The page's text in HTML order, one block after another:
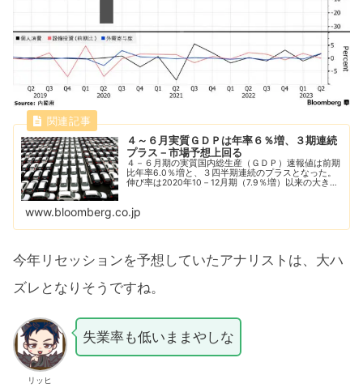
４～６月実質ＧＤＰは年率６％増、３期連続
プラス－市場予想上回る
４－６月期の実質国内総生産（ＧＤＰ）速報値は前期
比年率6.0％増と、３四半期連続のプラスとなった。
伸び率は2020年10－12月期（7.9％増）以来の大き
www.bloomberg.co.jp
今年リセッションを予想していたアナリストは、大ハ
ズレとなりそうですね。
リッヒ
失業率も低いままやしな